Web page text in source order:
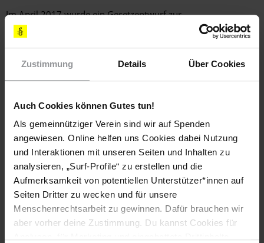
Zustimmung Details Über Cookies
Auch Cookies können Gutes tun!
Als gemeinnütziger Verein sind wir auf Spenden
angewiesen. Online helfen uns Cookies dabei Nutzung
und Interaktionen mit unseren Seiten und Inhalten zu
analysieren, „Surf-Profile“ zu erstellen und die
Aufmerksamkeit von potentiellen Unterstützer*innen auf
Seiten Dritter zu wecken und für unsere
Menschenrechtsarbeit zu gewinnen. Dafür brauchen wir
aber vorher deine Zustimmung. Du kannst Cookies für
Im April 2017 wurde ein Gesetzentwurf zur
nachrichtendienstlichen Aufklärung veröffentlicht. Er soll die
Sammlung von Informationen über Gefahren für die nationale
Ermittlungsbehörden dazu berechtigt, Kommunikation auch
ohne Hinweis auf eine konkrete Straftat zu überwachen.
Kriegsdienstverweigerer
Kriegsdienstverweigerer aus Gewissensgründen mussten
nach wie vor Haftstrafen verbüßen, wenn sie den alternativen
Zivildienst aufgrund seiner Länge sowie seines bestrafenden
und diskriminierenden Charakters ablehnten. Die Dauer des
Zivildienstes betrug 347 Tage, er war damit mehr als doppelt
so lang wie der kürzeste Militärdienst, der 165 Tage dauerte.